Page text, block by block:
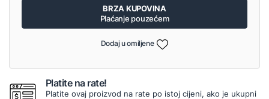
BRZA KUPOVINA
Plaćanje pouzećem
Dodaj u omiljene
Platite na rate!
Platite ovaj proizvod na rate po istoj cijeni, ako je ukupni